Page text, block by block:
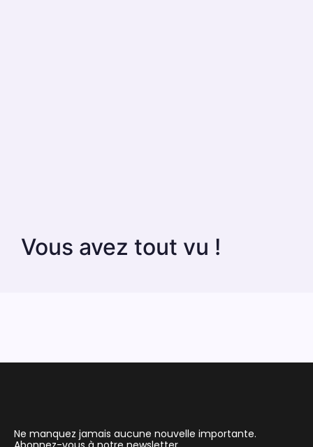
Vous avez tout vu !
Ne manquez jamais aucune nouvelle importante.